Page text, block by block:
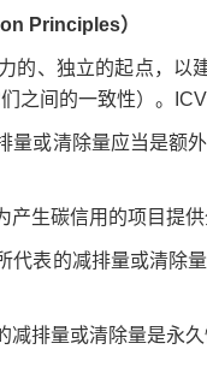
Principles）
的、独立的起点，以
之间的一致性）。
或清除量应当是额
生碳信用的项目提供
表的减排量或清除
排量或清除量是永久